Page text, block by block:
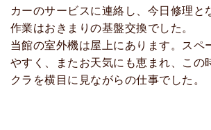
カーのサービスに連絡し、今日修理と
作業はおきまりの基盤交換でした。
当館の室外機は屋上にあります。スペ
やすく、またお天気にも恵まれ、この
クラを横目に見ながらの仕事でした。